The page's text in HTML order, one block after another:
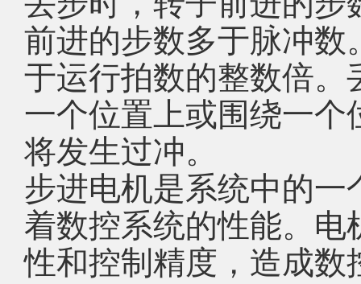
前进的步数多于脉冲
于运行拍数的整数倍
一个位置上或围绕一
将发生过冲。
步进电机是系统中的
着数控系统的性能。
性和控制精度，造成